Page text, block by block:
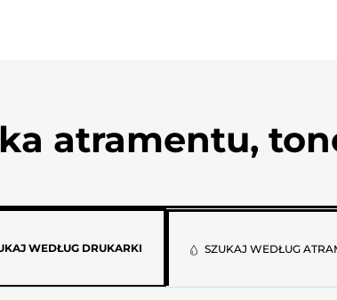
atramentu,
WEDŁUG DRUKARKI
Wybierz
model
SZUKAJ WEDŁUG